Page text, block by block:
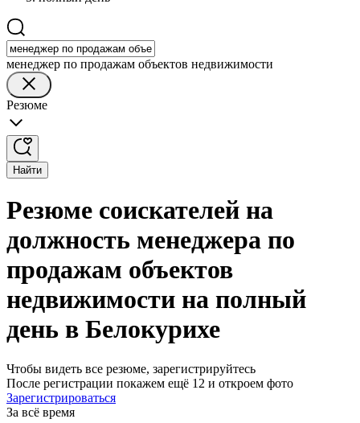
менеджер по продажам объектов недвижимости
Резюме
Найти
Резюме соискателей на
должность менеджера по
продажам объектов
недвижимости на полный
день в Белокурихе
Чтобы видеть все резюме, зарегистрируйтесь
После регистрации покажем ещё 12 и откроем фото
Зарегистрироваться
За всё время